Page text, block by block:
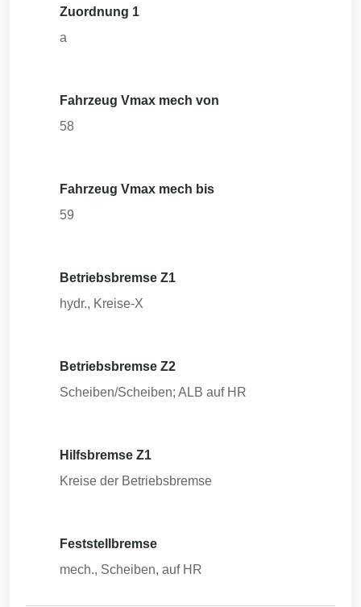
Zuordnung 1
a
Fahrzeug Vmax mech von
58
Fahrzeug Vmax mech bis
59
Betriebsbremse Z1
hydr., Kreise-X
Betriebsbremse Z2
Scheiben/Scheiben; ALB auf HR
Hilfsbremse Z1
Kreise der Betriebsbremse
Feststellbremse
mech., Scheiben, auf HR